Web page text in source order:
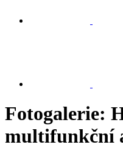
Fotogalerie:
multifunkční